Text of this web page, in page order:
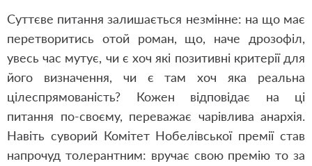
Суттєве питання залишається незмінне: на що має
перетворитись отой роман, що, наче дрозофіл,
увесь час мутує, чи є хоч які позитивні критерії для
його визначення, чи є там хоч яка реальна
цілеспрямованість? Кожен відповідає на ці
питання по-своєму, переважає чарівлива анархія.
Навіть суворий Комітет Нобелівської премії став
напрочуд толерантним: вручає свою премію то за